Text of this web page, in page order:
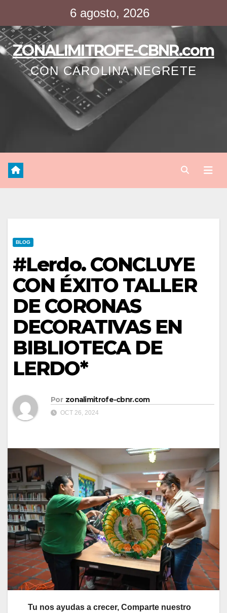
contenido
6 agosto, 2026
ZONALIMITROFE-CBNR.com
CON CAROLINA NEGRETE
BLOG
#Lerdo. CONCLUYE
CON ÉXITO TALLER
DE CORONAS
DECORATIVAS EN
BIBLIOTECA DE
LERDO*
Por zonalimitrofe-cbnr.com
OCT 26, 2024
Tu nos ayudas a crecer, Comparte nuestro